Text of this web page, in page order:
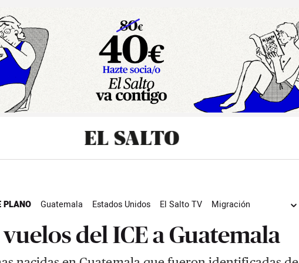
PLANO Guatemala Estados Unidos El Salto TV
Migración
del ICE a Guatemala